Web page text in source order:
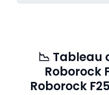
📉
Roborock
Roborock